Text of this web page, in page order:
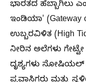
ಭಾರತದ ಹೆಬ್ಬಾಗಿಲು
ಇಂಡಿಯಾ' (Gateway
ಉಬ್ಬರವಿಳಿತ (High
ನೀರಿನ ಅಲೆಗಳು
ದೃಶ್ಯಗಳು ಸೋಷಿಯಲ್